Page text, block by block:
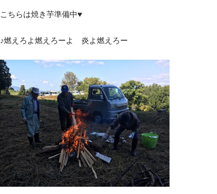
こちらは焼き芋準備中♥
♪燃えろよ燃えろーよ 炎よ燃えろー